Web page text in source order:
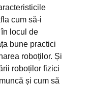
cum să-i
locul de
bune practici
roboților. Și
roboților fizici
și cum să